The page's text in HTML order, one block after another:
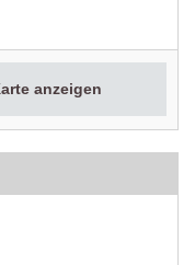
anzeigen